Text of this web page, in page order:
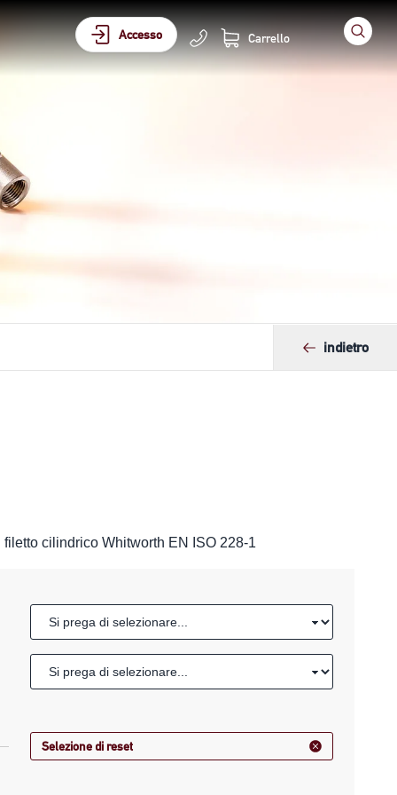
Accesso Carrello
indietro
cilindrico Whitworth EN ISO 228-1
Selezione di reset